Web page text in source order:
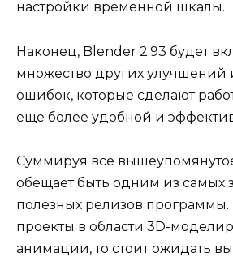
настройки временной шкалы.
Наконец, Blender 2.93 будет
множество других улучшений
ошибок, которые сделают
еще более удобной и
Суммируя все
обещает быть одним из самых
полезных релизов программы.
проекты в области 3D-
анимации, то стоит ожидать